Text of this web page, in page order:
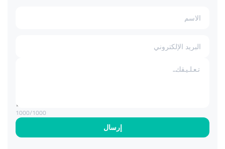
إرسال
1000/1000